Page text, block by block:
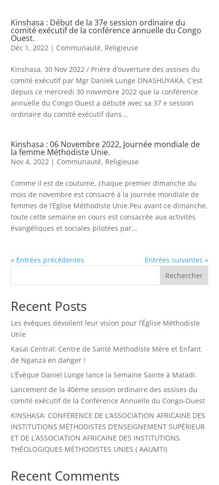
Kinshasa : Début de la 37e session ordinaire du
comité exécutif de la conférence annuelle du Congo
Ouest.
Déc 1, 2022 | Communauté, Religieuse
Kinshasa, 30 Nov 2022 / Prière d’ouverture des assises du
comité exécutif par Mgr Daniek Lunge ONASHUYAKA. C’est
depuis ce mercredi 30 novembre 2022 que la conférence
annuelle du Congo Ouest a débuté avec sa 37 e session
ordinaire du comité exécutif dans...
Kinshasa : 06 Novembre 2022, Journée mondiale de
la femme Méthodiste Unie.
Nov 4, 2022 | Communauté, Religieuse
Comme il est de coutume, chaque premier dimanche du
mois de novembre est consacré à la journée mondiale de
femmes de l’Eglise Méthodiste Unie.Peu avant ce dimanche,
toute cette semaine en cours est consacrée aux activités
évangéliques et sociales pilotées par...
« Entrées précédentes
Entrées suivantes »
Rechercher
Recent Posts
Les évêques dévoilent leur vision pour l’Église Méthodiste
Unie
Kasaï Central: Centre de Santé Méthodiste Mère et Enfant
de Nganza en danger !
L’Évèque Daniel Lunge lance la Semaine Sainte à Matadi.
Lancement de la 40ème session ordinaire des assises du
comité exécutif de la Conférence Annuelle du Congo-Ouest
KINSHASA: CONFÉRENCE DE L’ASSOCIATION AFRICAINE DES
INSTITUTIONS MÉTHODISTES D’ENSEIGNEMENT SUPÉRIEUR
ET DE L’ASSOCIATION AFRICAINE DES INSTITUTIONS
THÉOLOGIQUES MÉTHODISTES UNIES ( AAUMTI)
Recent Comments